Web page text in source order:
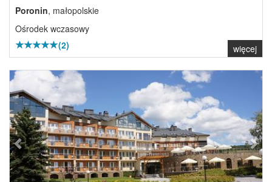
Poronin, małopolskie
Ośrodek wczasowy
(2)
więcej
Previous Next